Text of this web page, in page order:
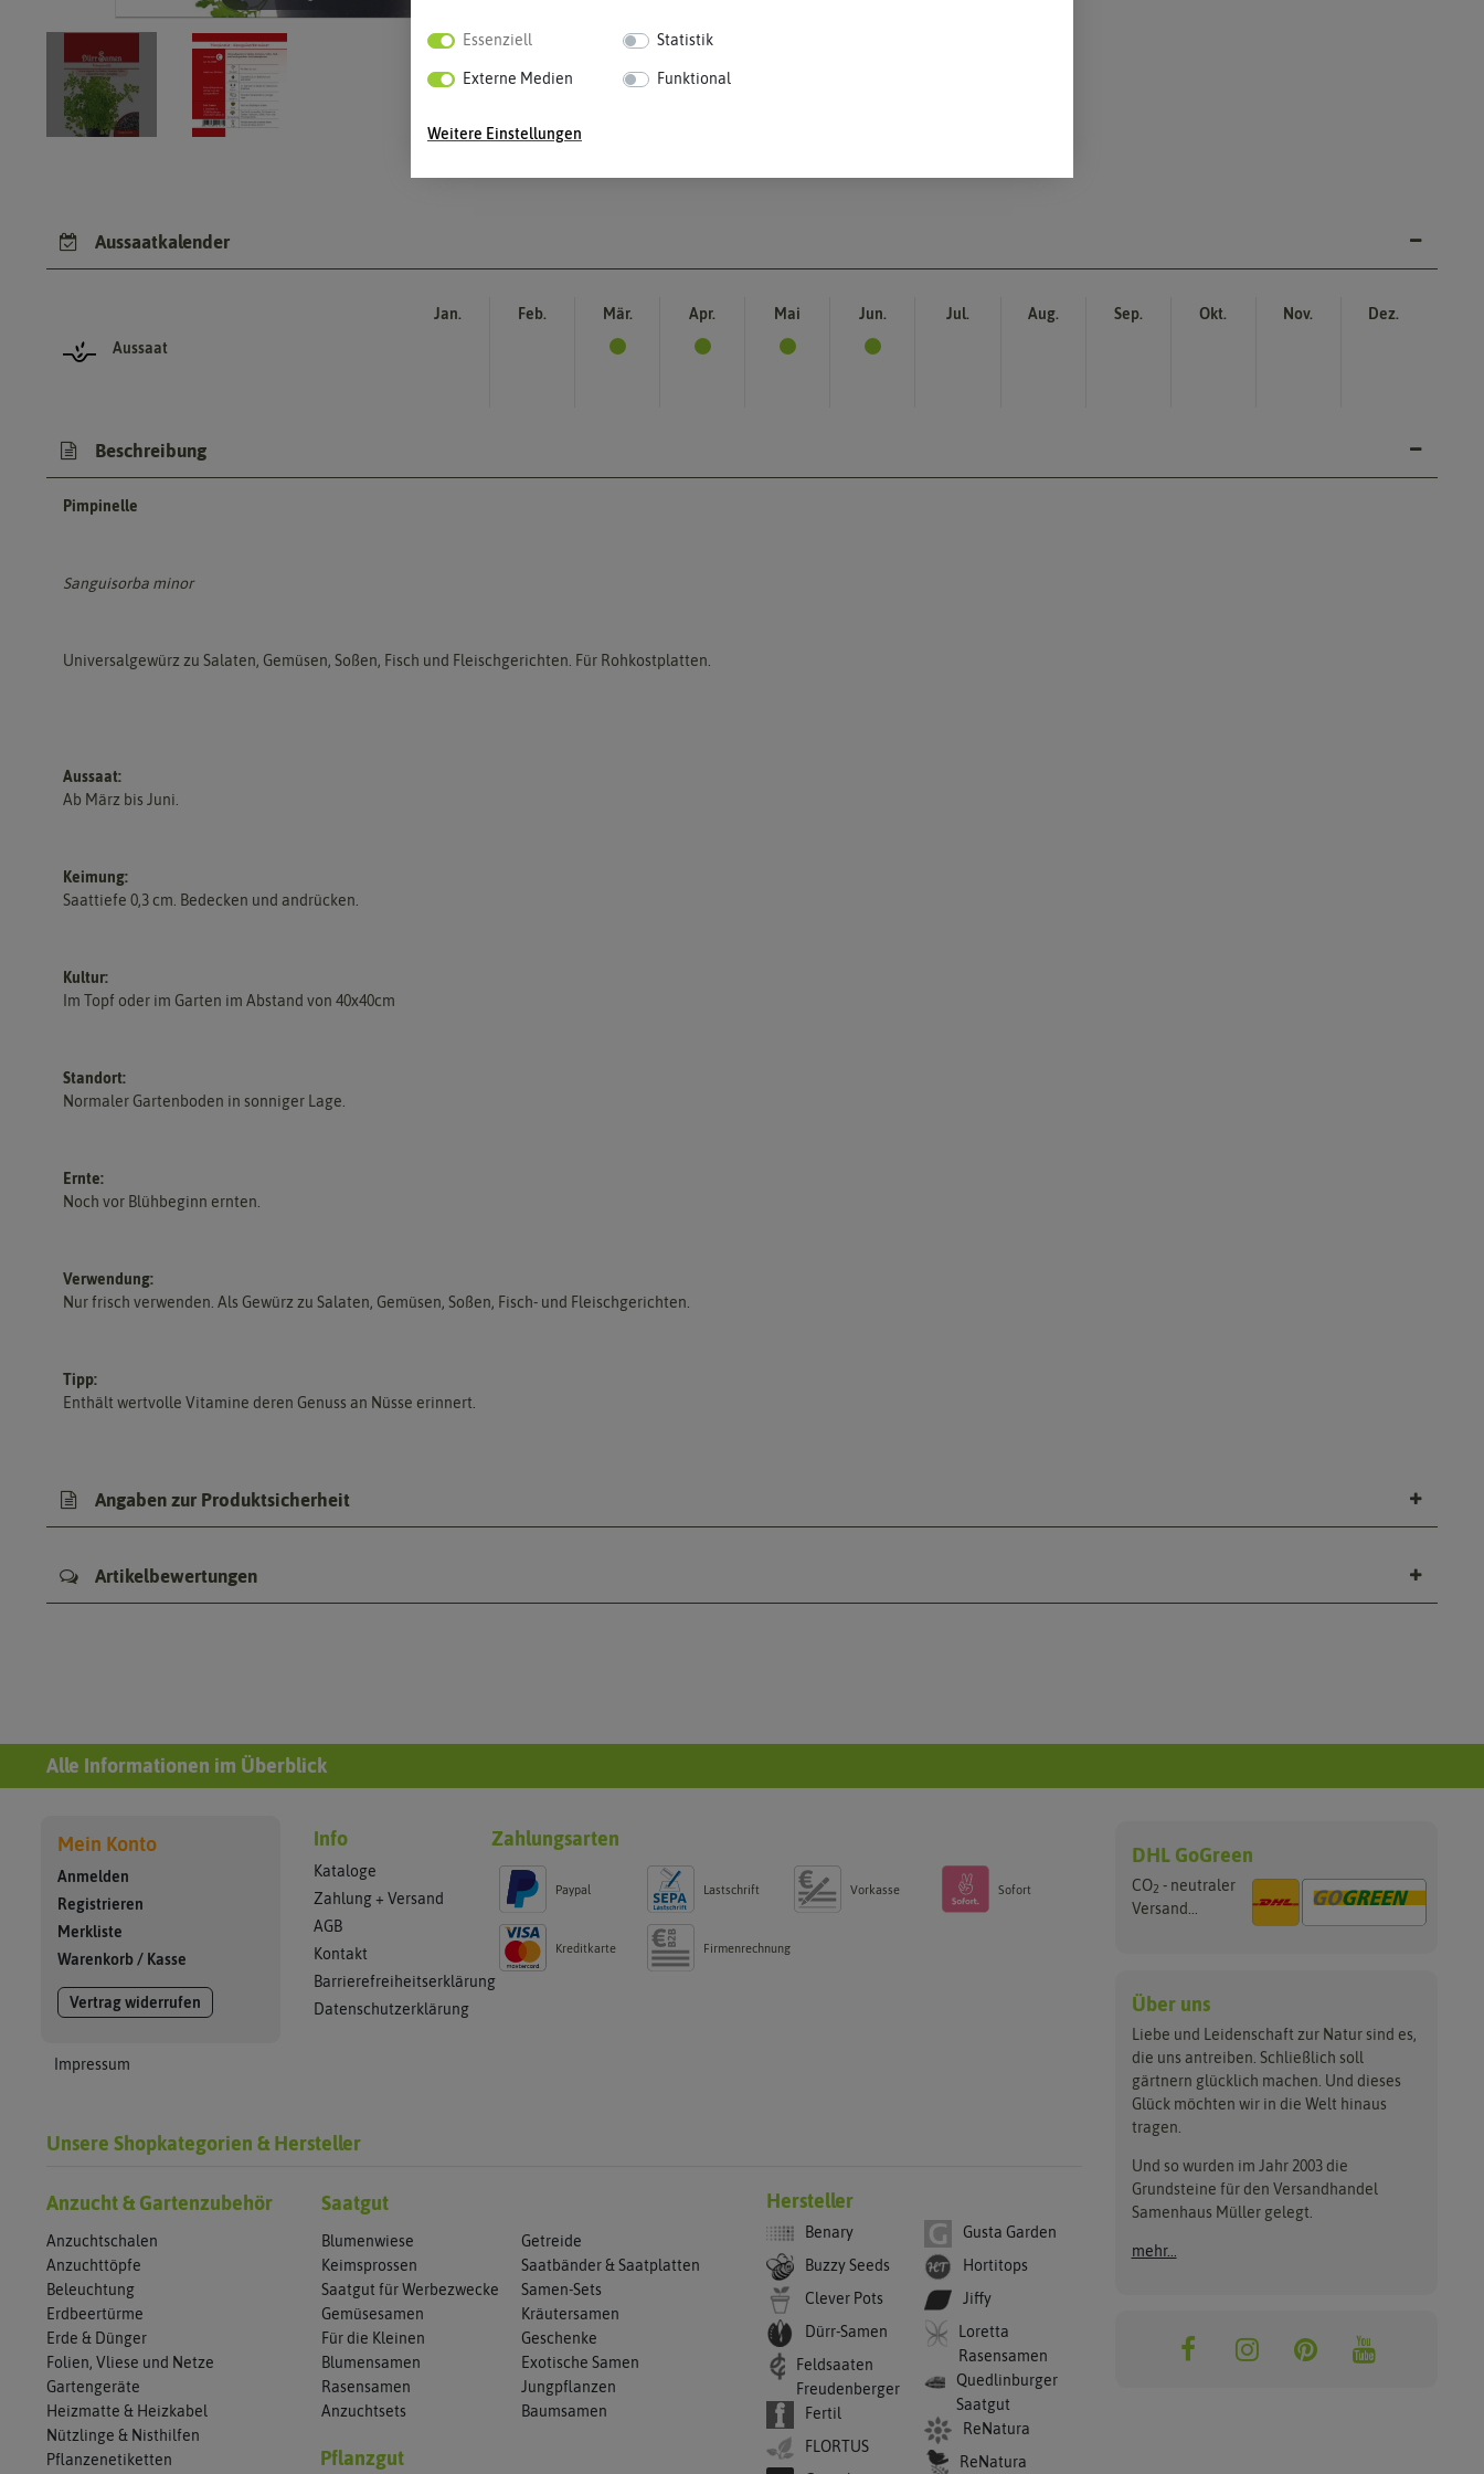
Aussaatkalender
Aussaat
Jan. Feb. Mär. Apr. Mai Jun. Jul. Aug. Sep. Okt. Nov. Dez.
Beschreibung
Pimpinelle
Sanguisorba minor
Universalgewürz zu Salaten, Gemüsen, Soßen, Fisch und Fleischgerichten. Für Rohkostplatten.
Aussaat:
Ab März bis Juni.
Keimung:
Saattiefe 0,3 cm. Bedecken und andrücken.
Kultur:
Im Topf oder im Garten im Abstand von 40x40cm
Standort:
Normaler Gartenboden in sonniger Lage.
Ernte:
Noch vor Blühbeginn ernten.
Verwendung:
Nur frisch verwenden. Als Gewürz zu Salaten, Gemüsen, Soßen, Fisch- und Fleischgerichten.
Tipp:
Enthält wertvolle Vitamine deren Genuss an Nüsse erinnert.
Angaben zur Produktsicherheit
Artikelbewertungen
Alle Informationen im Überblick
Mein Konto
Anmelden
Registrieren
Merkliste
Warenkorb / Kasse
Vertrag widerrufen
Impressum
Info
Kataloge
Zahlung + Versand
AGB
Kontakt
Barrierefreiheitserklärung
Datenschutzerklärung
Zahlungsarten
Paypal Lastschrift Vorkasse Sofort
Kreditkarte Firmenrechnung
Unsere Shopkategorien & Hersteller
Anzucht & Gartenzubehör
Anzuchtschalen
Anzuchttöpfe
Beleuchtung
Erdbeertürme
Erde & Dünger
Folien, Vliese und Netze
Gartengeräte
Heizmatte & Heizkabel
Nützlinge & Nisthilfen
Pflanzenetiketten
Saatgut
Blumenwiese
Getreide
Keimsprossen
Saatbänder & Saatplatten
Saatgut für Werbezwecke
Samen-Sets
Gemüsesamen
Kräutersamen
Für die Kleinen
Geschenke
Blumensamen
Exotische Samen
Rasensamen
Jungpflanzen
Anzuchtsets
Baumsamen
Pflanzgut
Hersteller
Benary
Buzzy Seeds
Clever Pots
Dürr-Samen
Feldsaaten
Freudenberger
Fertil
FLORTUS
Gusta Garden
Hortitops
Jiffy
Loretta
Rasensamen
Quedlinburger
Saatgut
ReNatura
ReNatura
DHL GoGreen
CO2 - neutraler
Versand...
Über uns
Liebe und Leidenschaft zur Natur sind es,
die uns antreiben. Schließlich soll
gärtnern glücklich machen. Und dieses
Glück möchten wir in die Welt hinaus
tragen.
Und so wurden im Jahr 2003 die
Grundsteine für den Versandhandel
Samenhaus Müller gelegt.
mehr...
Essenziell Statistik
Externe Medien Funktional
Weitere Einstellungen